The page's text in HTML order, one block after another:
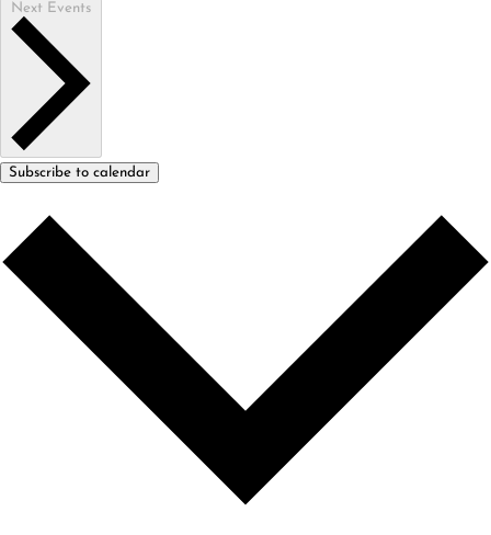
Next Events
Subscribe to calendar